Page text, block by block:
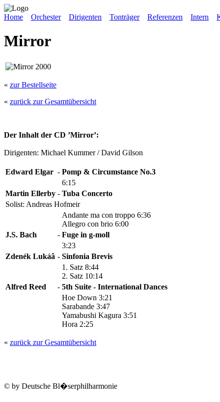
Home Orchester Dirigenten Tonträger Referenzen Intern
Mirror
« zur Bestellseite
« zurück zur Gesamtübersicht
Der Inhalt der CD ’Mirror’:
Dirigenten: Michael Kummer / David Gilson
Edward Elgar - Pomp & Circumstance No.3
6:15
Martin Ellerby - Tuba Concerto
Solist: Andreas Hofmeir
Andante ma con troppo 6:36
Allegro con brio 6:00
J.S. Bach
- Fuge in g-moll
3:23
Zdenék Lukáâ - Sinfonia Brevis
1. Satz 8:44
2. Satz 10:14
Alfred Reed
- 5th Suite - International Dances
Hoe Down 3:21
Sarabande 3:47
Yamabushi Kagura 3:51
Hora 2:25
« zurück zur Gesamtübersicht
© by Deutsche Bl�serphilharmonie